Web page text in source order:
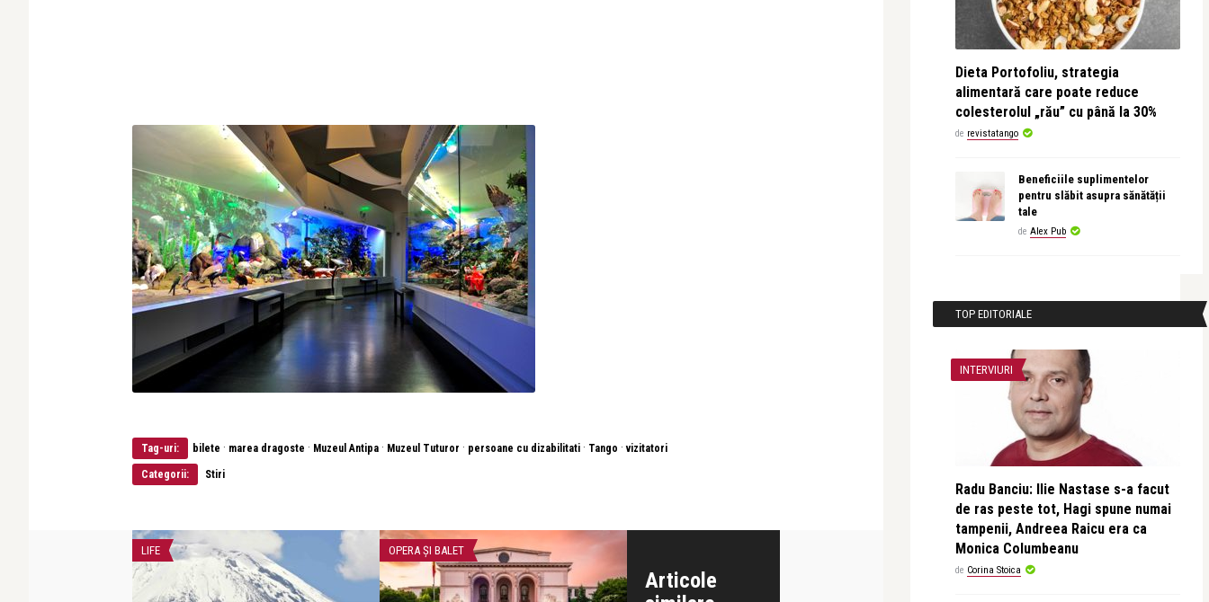
Tag-uri: bilete · marea dragoste · Muzeul Antipa · Muzeul Tuturor · persoane cu dizabilitati · Tango ·vizitatori
Categorii: Stiri
Articole
LIFE OPERA ȘI BALET
Dieta Portofoliu, strategia
alimentară care poate reduce
colesterolul „rău” cu până la 30%
de revistatango
Beneficiile suplimentelor
pentru slăbit asupra sănătății
tale
de Alex Pub
TOP EDITORIALE
INTERVIURI
Radu Banciu: Ilie Nastase s-a facut
de ras peste tot, Hagi spune numai
tampenii, Andreea Raicu era ca
Monica Columbeanu
de Corina Stoica